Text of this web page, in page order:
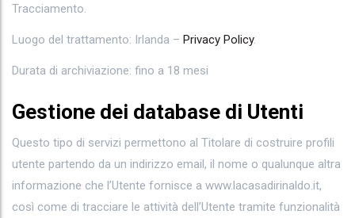
Tracciamento.
Luogo del trattamento: Irlanda – Privacy Policy.
Durata di archiviazione: fino a 18 mesi
Gestione dei database di Utenti
Questo tipo di servizi permettono al Titolare di costruire profili
utente partendo da un indirizzo email, il nome o qualunque altra
informazione che l’Utente fornisce a www.lacasadirinaldo.it,
così come di tracciare le attività dell’Utente tramite funzionalità